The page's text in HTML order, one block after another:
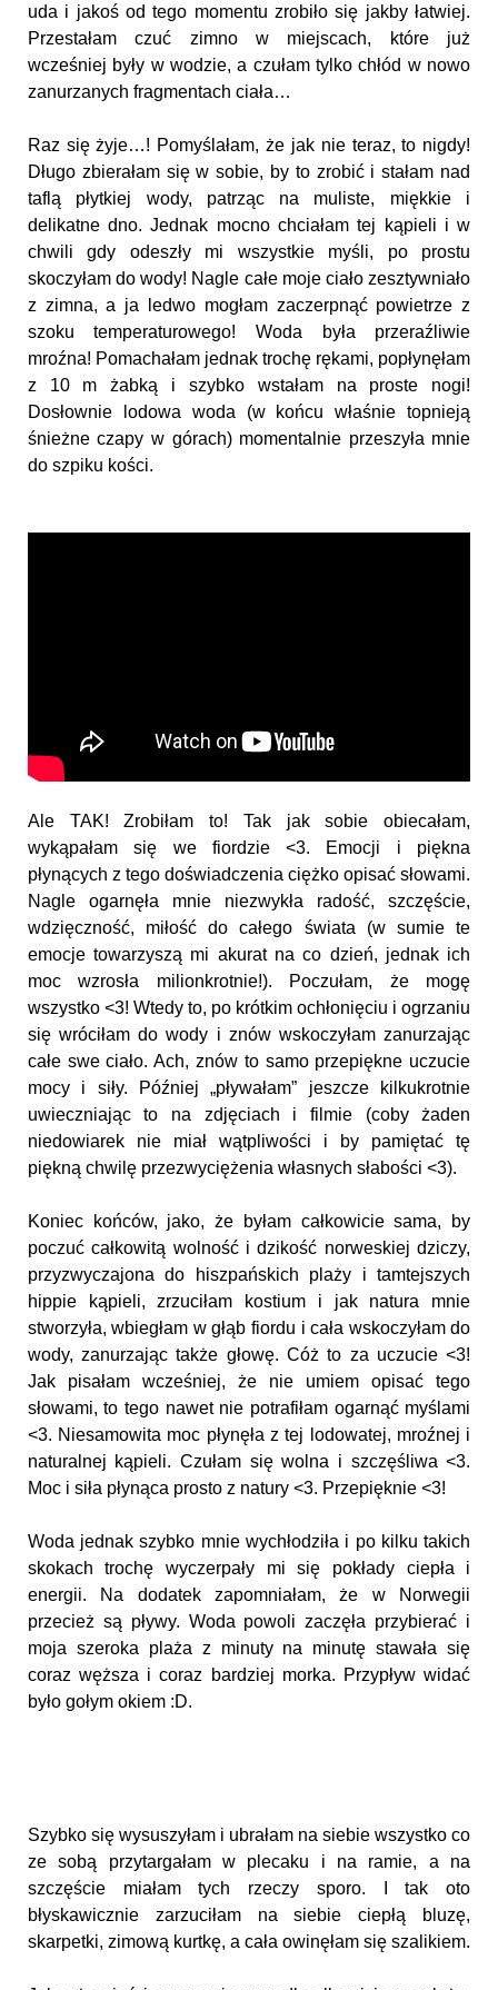
uda i jakoś od tego momentu zrobiło się jakby łatwiej.
Przestałam czuć zimno w miejscach, które już
wcześniej były w wodzie, a czułam tylko chłód w nowo
zanurzanych fragmentach ciała…
Raz się żyje…! Pomyślałam, że jak nie teraz, to nigdy!
Długo zbierałam się w sobie, by to zrobić i stałam nad
taflą płytkiej wody, patrząc na muliste, miękkie i
delikatne dno. Jednak mocno chciałam tej kąpieli i w
chwili gdy odeszły mi wszystkie myśli, po prostu
skoczyłam do wody! Nagle całe moje ciało zesztywniało
z zimna, a ja ledwo mogłam zaczerpnąć powietrze z
szoku temperaturowego! Woda była przeraźliwie
mroźna! Pomachałam jednak trochę rękami, popłynęłam
z 10 m żabką i szybko wstałam na proste nogi!
Dosłownie lodowa woda (w końcu właśnie topnieją
śnieżne czapy w górach) momentalnie przeszyła mnie
do szpiku kości.
Ale TAK! Zrobiłam to! Tak jak sobie obiecałam,
wykąpałam się we fiordzie <3. Emocji i piękna
płynących z tego doświadczenia ciężko opisać słowami.
Nagle ogarnęła mnie niezwykła radość, szczęście,
wdzięczność, miłość do całego świata (w sumie te
emocje towarzyszą mi akurat na co dzień, jednak ich
moc wzrosła milionkrotnie!). Poczułam, że mogę
wszystko <3! Wtedy to, po krótkim ochłonięciu i ogrzaniu
się wróciłam do wody i znów wskoczyłam zanurzając
całe swe ciało. Ach, znów to samo przepiękne uczucie
mocy i siły. Później „pływałam” jeszcze kilkukrotnie
uwieczniając to na zdjęciach i filmie (coby żaden
niedowiarek nie miał wątpliwości i by pamiętać tę
piękną chwilę przezwyciężenia własnych słabości <3).
Koniec końców, jako, że byłam całkowicie sama, by
poczuć całkowitą wolność i dzikość norweskiej dziczy,
przyzwyczajona do hiszpańskich plaży i tamtejszych
hippie kąpieli, zrzuciłam kostium i jak natura mnie
stworzyła, wbiegłam w głąb fiordu i cała wskoczyłam do
wody, zanurzając także głowę. Cóż to za uczucie <3!
Jak pisałam wcześniej, że nie umiem opisać tego
słowami, to tego nawet nie potrafiłam ogarnąć myślami
<3. Niesamowita moc płynęła z tej lodowatej, mroźnej i
naturalnej kąpieli. Czułam się wolna i szczęśliwa <3.
Moc i siła płynąca prosto z natury <3. Przepięknie <3!
Woda jednak szybko mnie wychłodziła i po kilku takich
skokach trochę wyczerpały mi się pokłady ciepła i
energii. Na dodatek zapomniałam, że w Norwegii
przecież są pływy. Woda powoli zaczęła przybierać i
moja szeroka plaża z minuty na minutę stawała się
coraz węższa i coraz bardziej morka. Przypływ widać
było gołym okiem :D.
Szybko się wysuszyłam i ubrałam na siebie wszystko co
ze sobą przytargałam w plecaku i na ramie, a na
szczęście miałam tych rzeczy sporo. I tak oto
błyskawicznie zarzuciłam na siebie ciepłą bluzę,
skarpetki, zimową kurtkę, a cała owinęłam się szalikiem.